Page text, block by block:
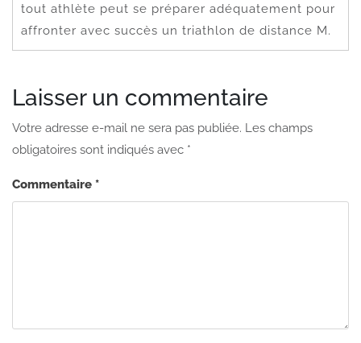
tout athlète peut se préparer adéquatement pour
affronter avec succès un triathlon de distance M.
Laisser un commentaire
Votre adresse e-mail ne sera pas publiée. Les champs
obligatoires sont indiqués avec *
Commentaire *